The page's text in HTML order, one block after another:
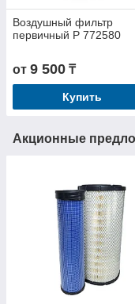
Воздушный фильтр
первичный P 772580
от 9 500 ₸
Купить
Акционные